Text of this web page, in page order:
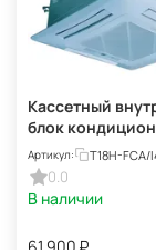
Кассетный
блок
T18H-FCA/I4
Артикул: T18H-
0.0
В наличии